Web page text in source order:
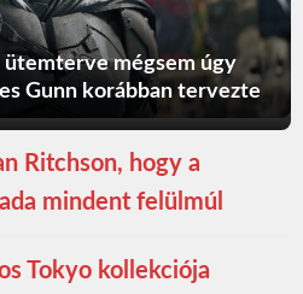
ütemterve mégsem úgy
Gunn korábban tervezte
Ritchson, hogy a
mindent felülmúl
Tokyo kollekciója